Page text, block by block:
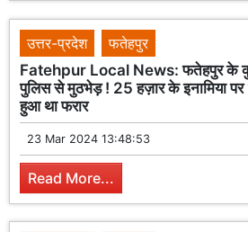
उत्तर-प्रदेश
फतेहपुर
Fatehpur Local News: फतेहपुर के
पुलिस से मुठभेड़ ! 25 हज़ार के इनामिया
हुआ था फरार
23 Mar 2024 13:48:53
Read More...